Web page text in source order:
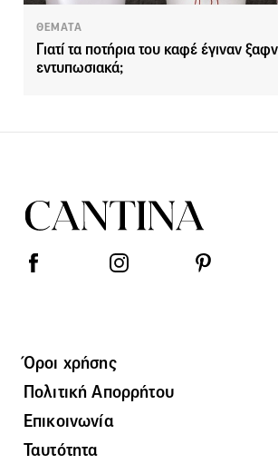
ΘΕΜΑΤΑ
Γιατί τα ποτήρια του καφέ έγιναν
εντυπωσιακά;
Όροι χρήσης
Πολιτική Απορρήτου
Επικοινωνία
Ταυτότητα